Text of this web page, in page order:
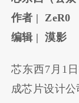
作者 | ZeR0
编辑 | 漠影
芯东西7月1
成芯片设计公